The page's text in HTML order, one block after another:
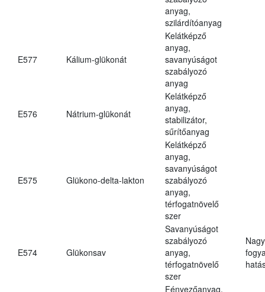
anyag,
szilárdítóanyag
E577 Kálium-glükonát
Kelátképző
anyag,
savanyúságot
szabályozó
anyag
E576 Nátrium-glükonát
Kelátképző
anyag,
stabilizátor,
sűrítőanyag
E575 Glükono-delta-lakton
Kelátképző
anyag,
savanyúságot
szabályozó
anyag,
térfogatnövelő
szer
E574 Glükonsav
Savanyúságot
szabályozó
anyag,
térfogatnövelő
szer
Fényezőanyag,